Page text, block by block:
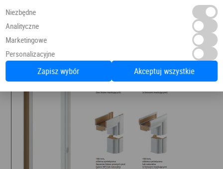
Niezbędne
Analityczne
Marketingowe
Personalizacyjne
Zapisz wybór Akceptuj wszystkie